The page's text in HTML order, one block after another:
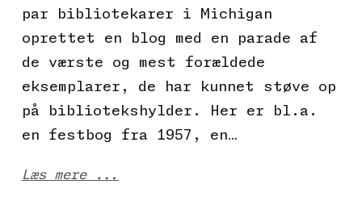
par bibliotekarer i Michigan
oprettet en blog med en parade af
de værste og mest forældede
eksemplarer, de har kunnet støve op
på bibliotekshylder. Her er bl.a.
en festbog fra 1957, en…
Læs mere ...